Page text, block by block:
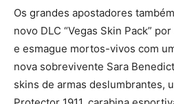
Os grandes apostadores
novo DLC “Vegas Skin Pack”
e esmague mortos-vivos com
nova sobrevivente Sara
skins de armas deslumbrantes,